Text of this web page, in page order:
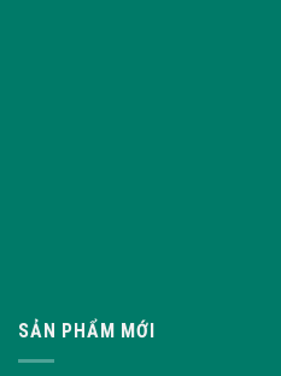
SẢN PHẨM MỚI